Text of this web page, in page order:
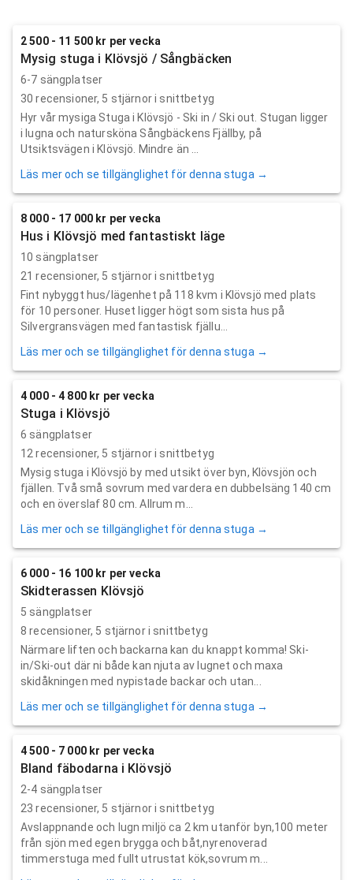
2 500 - 11 500 kr per vecka
Mysig stuga i Klövsjö / Sångbäcken
6-7 sängplatser
30 recensioner, 5 stjärnor i snittbetyg
Hyr vår mysiga Stuga i Klövsjö - Ski in / Ski out. Stugan ligger
i lugna och natursköna Sångbäckens Fjällby, på
Utsiktsvägen i Klövsjö. Mindre än ...
Läs mer och se tillgänglighet för denna stuga →
8 000 - 17 000 kr per vecka
Hus i Klövsjö med fantastiskt läge
10 sängplatser
21 recensioner, 5 stjärnor i snittbetyg
Fint nybyggt hus/lägenhet på 118 kvm i Klövsjö med plats
för 10 personer. Huset ligger högt som sista hus på
Silvergransvägen med fantastisk fjällu...
Läs mer och se tillgänglighet för denna stuga →
4 000 - 4 800 kr per vecka
Stuga i Klövsjö
6 sängplatser
12 recensioner, 5 stjärnor i snittbetyg
Mysig stuga i Klövsjö by med utsikt över byn, Klövsjön och
fjällen. Två små sovrum med vardera en dubbelsäng 140 cm
och en överslaf 80 cm. Allrum m...
Läs mer och se tillgänglighet för denna stuga →
6 000 - 16 100 kr per vecka
Skidterassen Klövsjö
5 sängplatser
8 recensioner, 5 stjärnor i snittbetyg
Närmare liften och backarna kan du knappt komma! Ski-
in/Ski-out där ni både kan njuta av lugnet och maxa
skidåkningen med nypistade backar och utan...
Läs mer och se tillgänglighet för denna stuga →
4 500 - 7 000 kr per vecka
Bland fäbodarna i Klövsjö
2-4 sängplatser
23 recensioner, 5 stjärnor i snittbetyg
Avslappnande och lugn miljö ca 2 km utanför byn,100 meter
från sjön med egen brygga och båt,nyrenoverad
timmerstuga med fullt utrustat kök,sovrum m...